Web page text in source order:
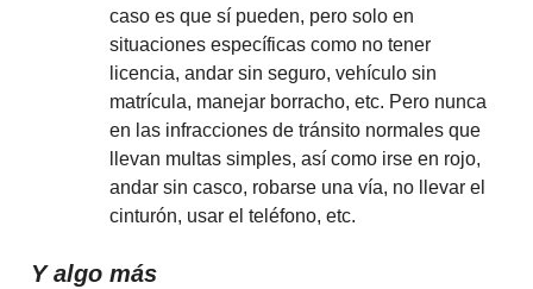
caso es que sí pueden, pero solo en
situaciones específicas como no tener
licencia, andar sin seguro, vehículo sin
matrícula, manejar borracho, etc. Pero nunca
en las infracciones de tránsito normales que
llevan multas simples, así como irse en rojo,
andar sin casco, robarse una vía, no llevar el
cinturón, usar el teléfono, etc.
Y algo más